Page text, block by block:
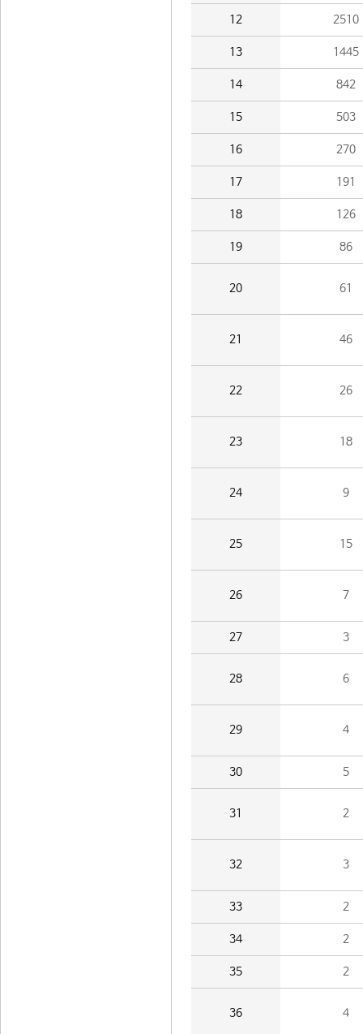
12 2510
13 1445
14 842
15 503
16 270
17 191
18 126
19 86
20 61
21 46
22 26
23 18
24 9
25 15
26 7
27 3
28 6
29 4
30 5
31 2
32 3
33 2
34 2
35 2
36 4